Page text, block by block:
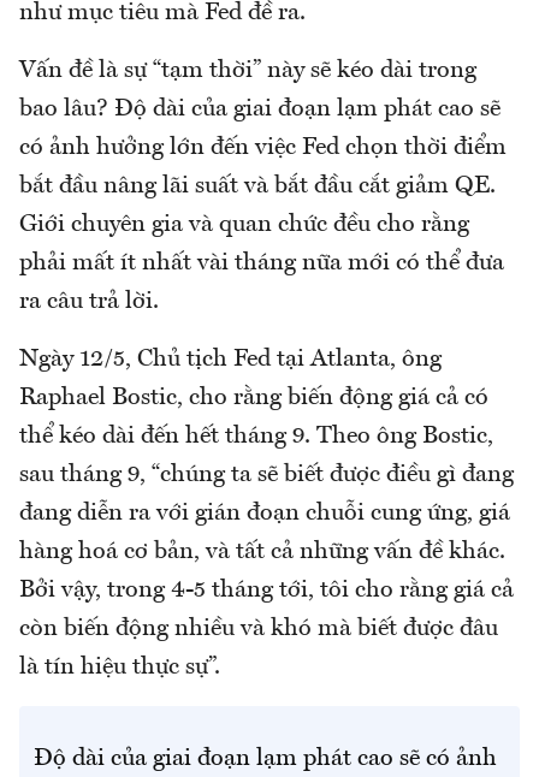
như mục tiêu mà Fed đề ra.
Vấn đề là sự “tạm thời” này sẽ kéo dài trong
bao lâu? Độ dài của giai đoạn lạm phát cao sẽ
có ảnh hưởng lớn đến việc Fed chọn thời điểm
bắt đầu nâng lãi suất và bắt đầu cắt giảm QE.
Giới chuyên gia và quan chức đều cho rằng
phải mất ít nhất vài tháng nữa mới có thể đưa
ra câu trả lời.
Ngày 12/5, Chủ tịch Fed tại Atlanta, ông
Raphael Bostic, cho rằng biến động giá cả có
thể kéo dài đến hết tháng 9. Theo ông Bostic,
sau tháng 9, “chúng ta sẽ biết được điều gì đang
đang diễn ra với gián đoạn chuỗi cung ứng, giá
hàng hoá cơ bản, và tất cả những vấn đề khác.
Bởi vậy, trong 4-5 tháng tới, tôi cho rằng giá cả
còn biến động nhiều và khó mà biết được đâu
là tín hiệu thực sự”.
Độ dài của giai đoạn lạm phát cao sẽ có ảnh